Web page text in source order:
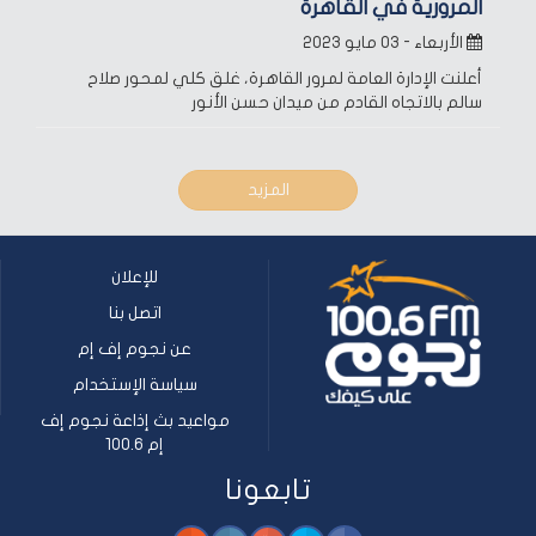
المرورية في القاهرة
الأربعاء - ٠٣ مايو ٢٠٢٣
أعلنت الإدارة العامة لمرور القاهرة، غلق كلي لمحور صلاح
سالم بالاتجاه القادم من ميدان حسن الأنور
المزيد
للإعلان
اتصل بنا
عن نجوم إف إم
سياسة الإستخدام
مواعيد بث إذاعة نجوم إف
إم 100.6
تابعونا